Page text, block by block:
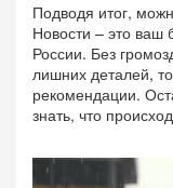
Подводя итог,
Новости – это ваш
России. Без
лишних деталей,
рекомендации.
знать, что